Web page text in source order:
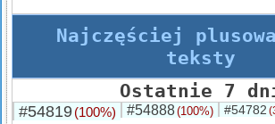
Najczęściej
teksty
Ostatnie 7
#54819(100%) #54888(100%) #54782